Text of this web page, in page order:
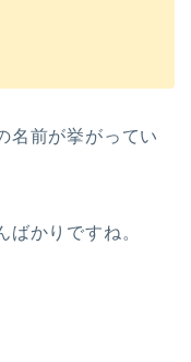
名前が挙がってい
ばかりですね。